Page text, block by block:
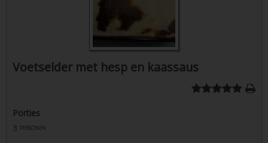
Voetselder met hesp en kaassaus
Porties
3 personen